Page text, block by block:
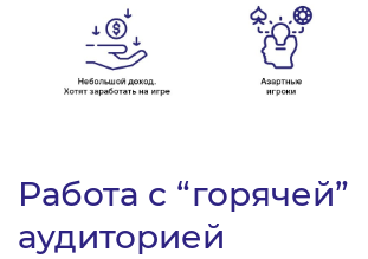
Работа с “горячей”
аудиторией